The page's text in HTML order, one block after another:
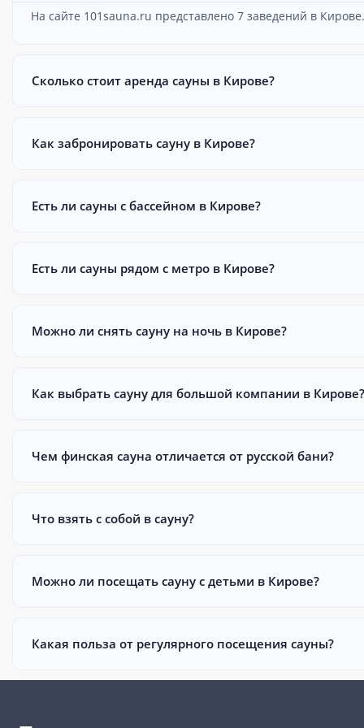
На сайте 101sauna.ru представлено 7 заведений в Кирове.
Сколько стоит аренда сауны в Кирове?
Как забронировать сауну в Кирове?
Есть ли сауны с бассейном в Кирове?
Есть ли сауны рядом с метро в Кирове?
Можно ли снять сауну на ночь в Кирове?
Как выбрать сауну для большой компании в Кирове?
Чем финская сауна отличается от русской бани?
Что взять с собой в сауну?
Можно ли посещать сауну с детьми в Кирове?
Какая польза от регулярного посещения сауны?